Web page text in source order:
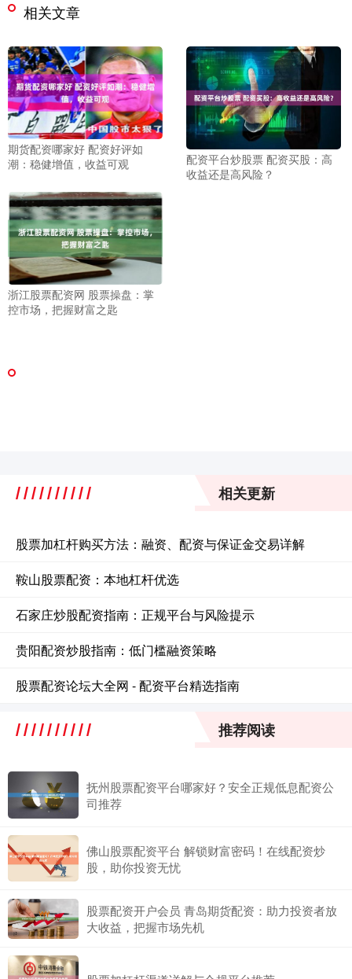
相关文章
期货配资哪家好 配资好评如
潮：稳健增值，收益可观
配资平台炒股票 配资买股：高
收益还是高风险？
浙江股票配资网 股票操盘：掌
控市场，把握财富之匙
相关更新
股票加杠杆购买方法：融资、配资与保证金交易详解
鞍山股票配资：本地杠杆优选
石家庄炒股配资指南：正规平台与风险提示
贵阳配资炒股指南：低门槛融资策略
股票配资论坛大全网 - 配资平台精选指南
推荐阅读
抚州股票配资平台哪家好？安全正规低息配资公
司推荐
佛山股票配资平台 解锁财富密码！在线配资炒
股，助你投资无忧
股票配资开户会员 青岛期货配资：助力投资者放
大收益，把握市场先机